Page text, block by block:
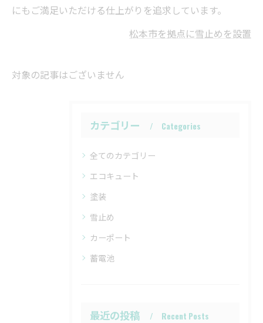
にもご満足いただける仕上がりを追求しています。
松本市を拠点に雪止めを設置
対象の記事はございません
カテゴリー Categories
全てのカテゴリー
エコキュート
塗装
雪止め
カーポート
蓄電池
最近の投稿 Recent Posts